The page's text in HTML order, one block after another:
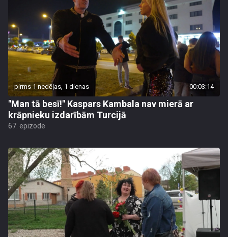
pirms 1 nedēļas, 1 dienas 00:03:14
"Man tā besī!" Kaspars Kambala nav mierā ar
krāpnieku izdarībām Turcijā
67. epizode